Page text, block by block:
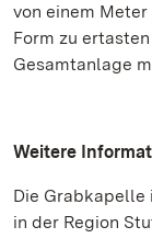
von einem
Form zu
Gesamtanlage
Weitere
Die
in der Region